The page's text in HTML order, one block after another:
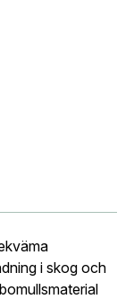
i skog och
vi dig
vårt